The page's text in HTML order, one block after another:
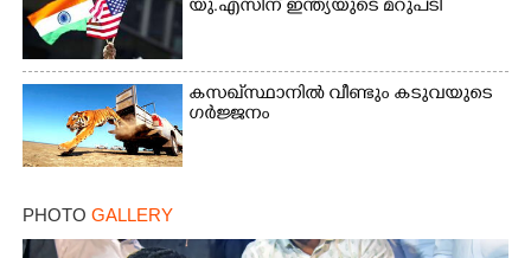
യു.എസിന് ഇന്ത്യയുടെ മറുപടി
കസഖ്‌സ്ഥാനിൽ വീണ്ടും കടുവയുടെ
ഗർജ്ജനം
PHOTO GALLERY